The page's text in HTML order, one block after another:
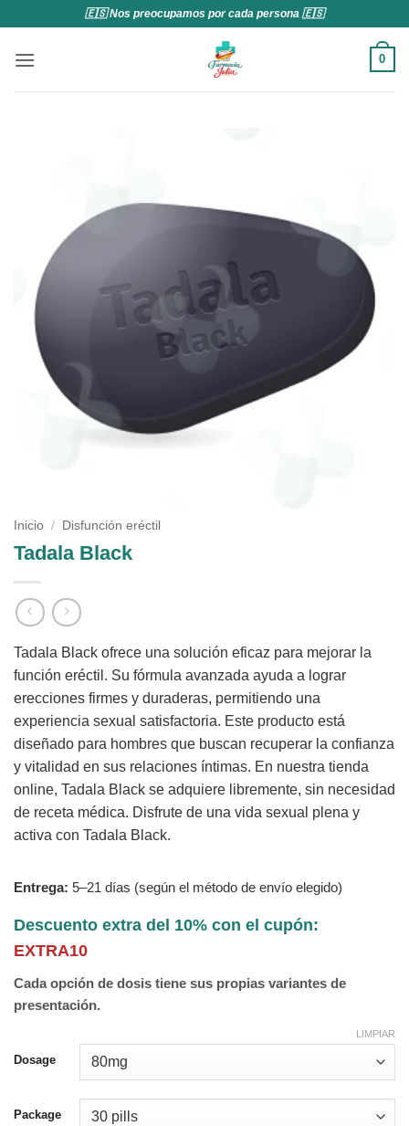
contenido
🇪🇸 Nos preocupamos por cada persona 🇪🇸
0
Inicio / Disfunción eréctil
Tadala Black
Tadala Black ofrece una solución eficaz para mejorar la
función eréctil. Su fórmula avanzada ayuda a lograr
erecciones firmes y duraderas, permitiendo una
experiencia sexual satisfactoria. Este producto está
diseñado para hombres que buscan recuperar la confianza
y vitalidad en sus relaciones íntimas. En nuestra tienda
online, Tadala Black se adquiere libremente, sin necesidad
de receta médica. Disfrute de una vida sexual plena y
activa con Tadala Black.
Entrega: 5–21 días (según el método de envío elegido)
Descuento extra del 10% con el cupón:
EXTRA10
Cada opción de dosis tiene sus propias variantes de
presentación.
Dosage
Package
LIMPIAR